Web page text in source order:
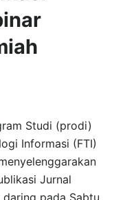
Studi (prodi)
Informasi (FTI)
Jurnal
daring pada Sabtu